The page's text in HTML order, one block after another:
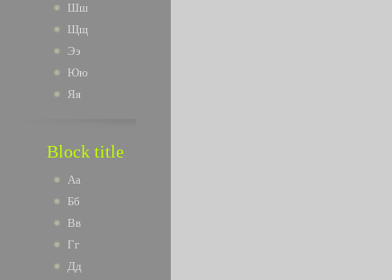
Шш
Щщ
Ээ
Юю
Яя
Block title
Аа
Бб
Вв
Гг
Дд